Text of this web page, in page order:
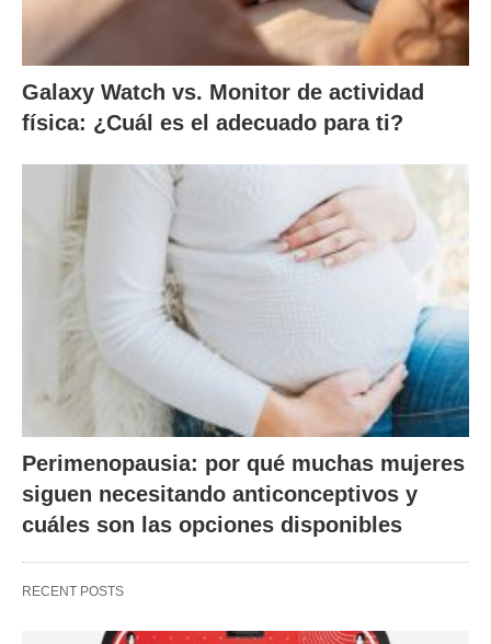
Galaxy Watch vs. Monitor de actividad
física: ¿Cuál es el adecuado para ti?
Perimenopausia: por qué muchas mujeres
siguen necesitando anticonceptivos y
cuáles son las opciones disponibles
RECENT POSTS